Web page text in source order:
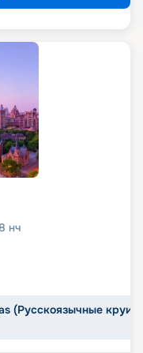
нч
(Русскоязычные